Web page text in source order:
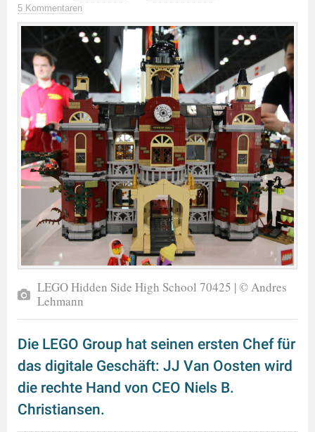
5 Kommentaren
LEGO Hidden Side High School 70425 | © Andres
Lehmann
Die LEGO Group hat seinen ersten Chef für
das digitale Geschäft: JJ Van Oosten wird
die rechte Hand von CEO Niels B.
Christiansen.